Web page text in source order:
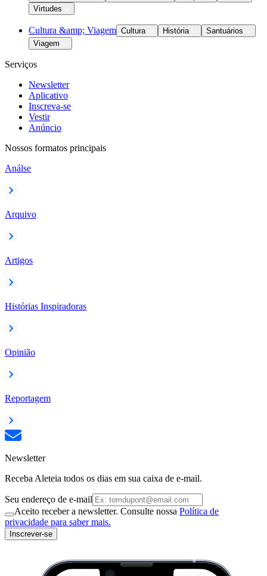
Virtudes
Cultura &amp; Viagem Cultura História
Santuários
Viagem
Serviços
Newsletter
Aplicativo
Inscreva-se
Vestir
Anúncio
Nossos formatos principais
Análse
Arquivo
Artigos
Histórias Inspiradoras
Opinião
Reportagem
Newsletter
Receba Aleteia todos os dias em sua caixa de e-mail.
Seu endereço de e-mail
Aceito receber a newsletter. Consulte nossa Política de
privacidade para saber mais.
Inscrever-se